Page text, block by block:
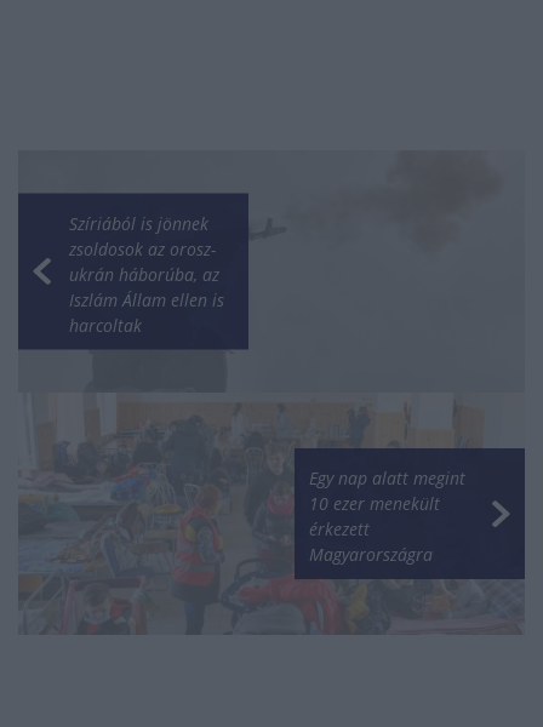
Szíriából is jönnek
zsoldosok az orosz-
ukrán háborúba, az
Iszlám Állam ellen is
harcoltak
Egy nap alatt megint
10 ezer menekült
érkezett
Magyarországra